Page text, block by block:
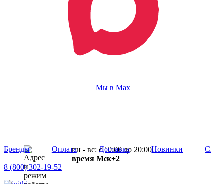
Мы в Max
Бренды Оплата Доставка Новинки
8 (800) 302-19-52
пн - вс: с 10:00 до 20:00
время Мск+2